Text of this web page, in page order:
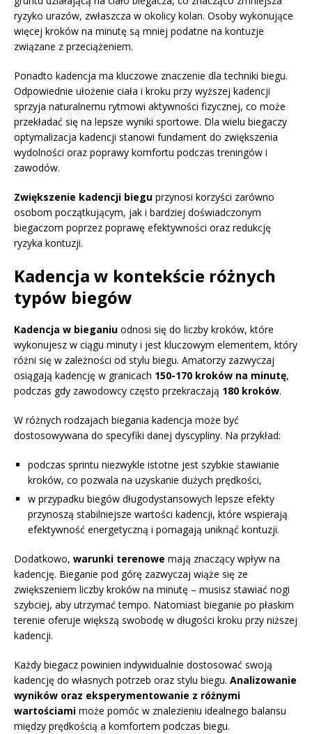
ryzyko urazów, zwłaszcza w okolicy kolan. Osoby wykonujące
więcej kroków na minutę są mniej podatne na kontuzje
związane z przeciążeniem.
Ponadto kadencja ma kluczowe znaczenie dla techniki biegu.
Odpowiednie ułożenie ciała i kroku przy wyższej kadencji
sprzyja naturalnemu rytmowi aktywności fizycznej, co może
przekładać się na lepsze wyniki sportowe. Dla wielu biegaczy
optymalizacja kadencji stanowi fundament do zwiększenia
wydolności oraz poprawy komfortu podczas treningów i
zawodów.
Zwiększenie kadencji biegu przynosi korzyści zarówno
osobom początkującym, jak i bardziej doświadczonym
biegaczom poprzez poprawę efektywności oraz redukcję
ryzyka kontuzji.
Kadencja w kontekście różnych
typów biegów
Kadencja w bieganiu odnosi się do liczby kroków, które
wykonujesz w ciągu minuty i jest kluczowym elementem, który
różni się w zależności od stylu biegu. Amatorzy zazwyczaj
osiągają kadencję w granicach 150-170 kroków na minutę,
podczas gdy zawodowcy często przekraczają 180 kroków.
W różnych rodzajach biegania kadencja może być
dostosowywana do specyfiki danej dyscypliny. Na przykład:
podczas sprintu niezwykle istotne jest szybkie stawianie
kroków, co pozwala na uzyskanie dużych prędkości,
w przypadku biegów długodystansowych lepsze efekty
przynoszą stabilniejsze wartości kadencji, które wspierają
efektywność energetyczną i pomagają uniknąć kontuzji.
Dodatkowo, warunki terenowe mają znaczący wpływ na
kadencję. Bieganie pod górę zazwyczaj wiąże się ze
zwiększeniem liczby kroków na minutę – musisz stawiać nogi
szybciej, aby utrzymać tempo. Natomiast bieganie po płaskim
terenie oferuje większą swobodę w długości kroku przy niższej
kadencji.
Każdy biegacz powinien indywidualnie dostosować swoją
kadencję do własnych potrzeb oraz stylu biegu. Analizowanie
wyników oraz eksperymentowanie z różnymi
wartościami może pomóc w znalezieniu idealnego balansu
między prędkością a komfortem podczas biegu.